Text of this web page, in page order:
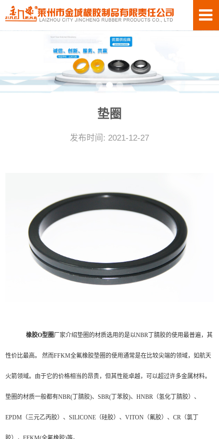
垫圈
发布时间: 2021-12-27
橡胶O型圈厂家介绍垫圈的材质选用的是以NBR丁腈胶的使用最普遍，其
性价比最高。 然而FFKM全氟橡胶垫圈的使用通常是在比较尖端的领域，如航天
火箭领域。由于它的价格相当的昂贵，但其性能卓越，可以超过许多金属材料。
垫圈的材质一般都有NBR(丁腈胶)、SBR(丁苯胶)、HNBR（氢化丁腈胶）、
EPDM（三元乙丙胶）、SILICONE（硅胶）、VITON（氟胶）、CR（氯丁